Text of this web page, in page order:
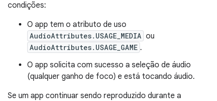
condições:
O app tem o atributo de uso
AudioAttributes.USAGE_MEDIA ou
AudioAttributes.USAGE_GAME .
O app solicita com sucesso a seleção de áudio
(qualquer ganho de foco) e está tocando áudio.
Se um app continuar sendo reproduzido durante a